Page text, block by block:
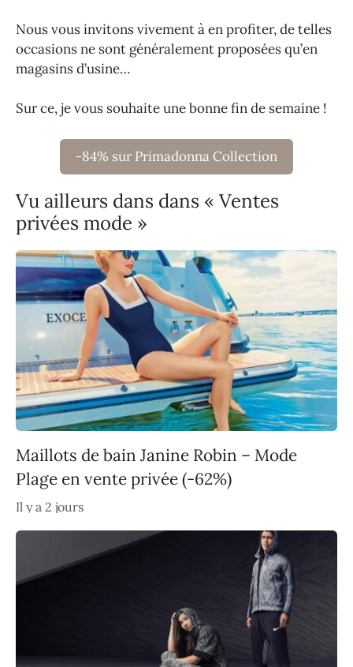
Nous vous invitons vivement à en profiter, de telles
occasions ne sont généralement proposées qu’en
magasins d’usine…
Sur ce, je vous souhaite une bonne fin de semaine !
-84% sur Primadonna Collection
Vu ailleurs dans dans « Ventes
privées mode »
Maillots de bain Janine Robin – Mode
Plage en vente privée (-62%)
Il y a 2 jours